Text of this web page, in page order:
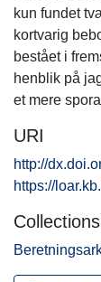
kun fundet
kortvarig
bestået i
henblik på
et mere
URI
http://
https://
Collections